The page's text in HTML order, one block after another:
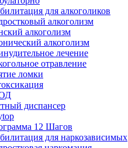
для алкоголиков
алкоголизм
алкоголизм
алкоголизм
лечение
отравление
ломки
диспансер
12 Шагов
для наркозависимых